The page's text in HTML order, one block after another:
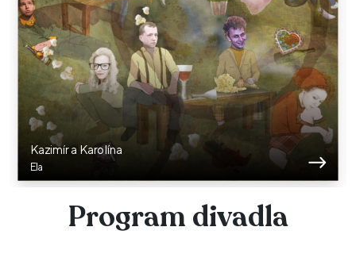
Kazimír a Karolína
Ela
Program divadla